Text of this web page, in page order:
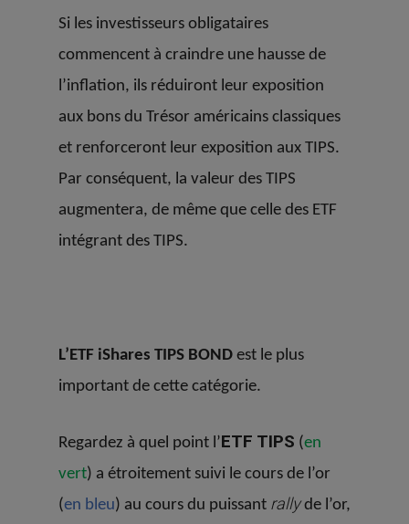
Si les investisseurs obligataires
commencent à craindre une hausse de
l’inflation, ils réduiront leur exposition
aux bons du Trésor américains classiques
et renforceront leur exposition aux TIPS.
Par conséquent, la valeur des TIPS
augmentera, de même que celle des ETF
intégrant des TIPS.
L’ETF iShares TIPS BOND est le plus
important de cette catégorie.
Regardez à quel point l’ETF TIPS (en
vert) a étroitement suivi le cours de l’or
(en bleu) au cours du puissant rallyde l’or,